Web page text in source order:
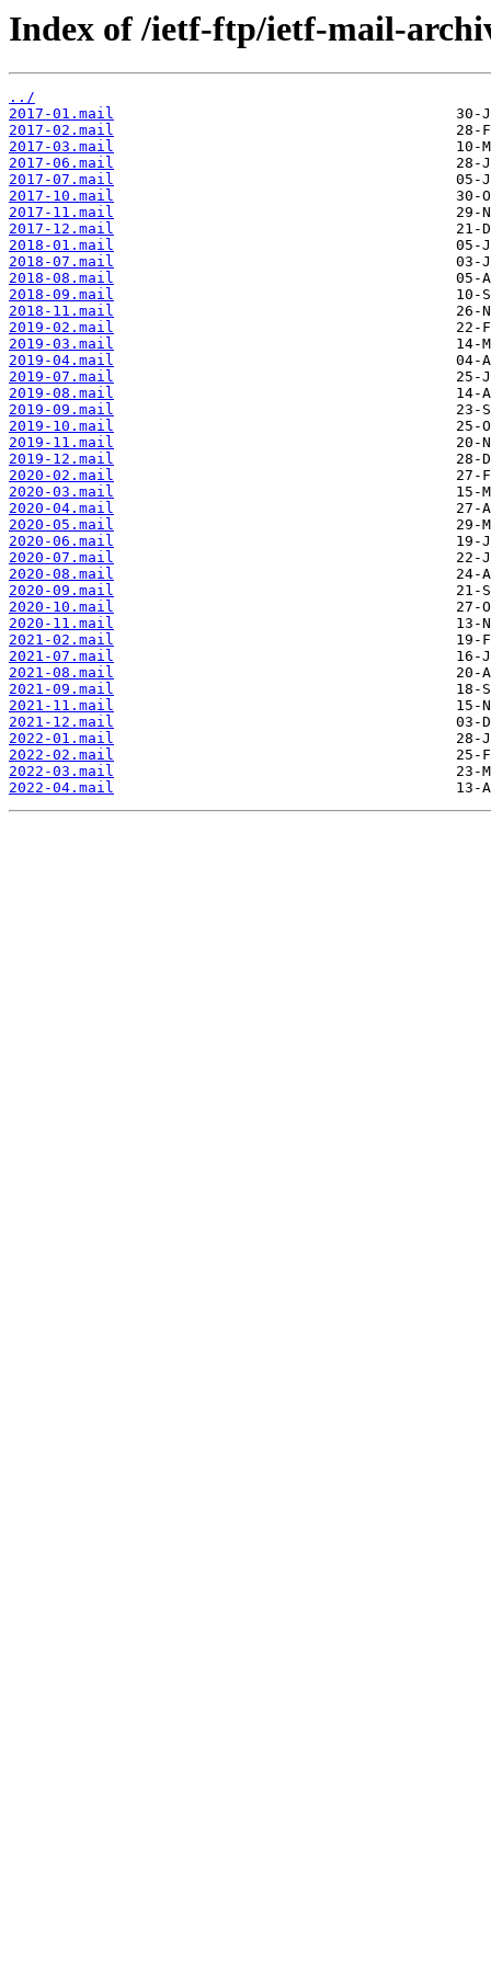
Index of /ietf-ftp/ietf-mail-
../
2017-01.mail
2017-02.mail
2017-03.mail
2017-06.mail
2017-07.mail
2017-10.mail
2017-11.mail
2017-12.mail
2018-01.mail
2018-07.mail
2018-08.mail
2018-09.mail
2018-11.mail
2019-02.mail
2019-03.mail
2019-04.mail
2019-07.mail
2019-08.mail
2019-09.mail
2019-10.mail
2019-11.mail
2019-12.mail
2020-02.mail
2020-03.mail
2020-04.mail
2020-05.mail
2020-06.mail
2020-07.mail
2020-08.mail
2020-09.mail
2020-10.mail
2020-11.mail
2021-02.mail
2021-07.mail
2021-08.mail
2021-09.mail
2021-11.mail
2021-12.mail
2022-01.mail
2022-02.mail
2022-03.mail
2022-04.mail